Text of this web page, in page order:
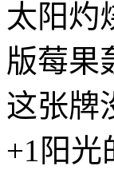
太阳灼
版莓果
这张牌
+1阳光